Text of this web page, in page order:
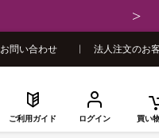
ご利用ガイド ログイン 買い
お問い合わせ 法人注文のお